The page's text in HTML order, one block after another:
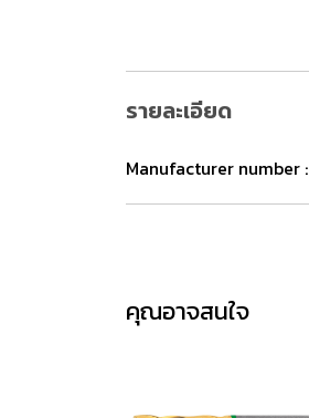
รายละเอียด
Manufacturer number :
คุณอาจสนใจ